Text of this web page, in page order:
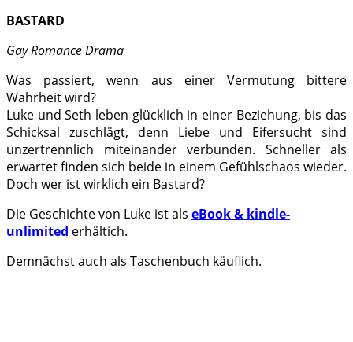
BASTARD
Gay Romance Drama
Was passiert, wenn aus einer Vermutung bittere
Wahrheit wird?
Luke und Seth leben glücklich in einer Beziehung, bis das
Schicksal zuschlägt, denn Liebe und Eifersucht sind
unzertrennlich miteinander verbunden. Schneller als
erwartet finden sich beide in einem Gefühlschaos wieder.
Doch wer ist wirklich ein Bastard?
Die Geschichte von Luke ist als eBook & kindle-
unlimited erhältich.
Demnächst auch als Taschenbuch käuflich.